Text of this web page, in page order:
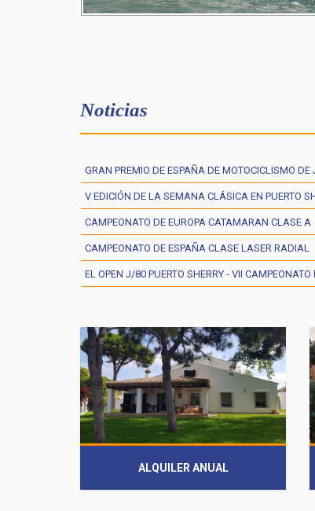
Noticias
GRAN PREMIO DE ESPAÑA DE MOTOCICLISMO DE
V EDICIÓN DE LA SEMANA CLÁSICA EN PUERTO
CAMPEONATO DE EUROPA CATAMARAN CLASE A
CAMPEONATO DE ESPAÑA CLASE LASER RADIAL
EL OPEN J/80 PUERTO SHERRY - VII
ALQUILER ANUAL